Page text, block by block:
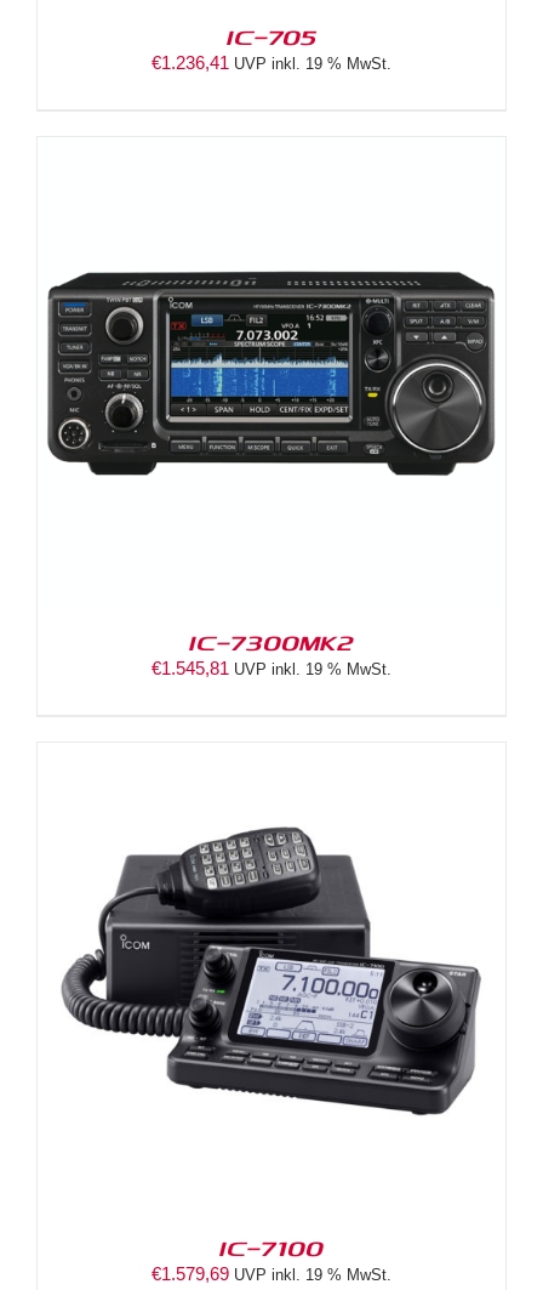
IC-705
€1.236,41 UVP inkl. 19 % MwSt.
IC-7300MK2
€1.545,81 UVP inkl. 19 % MwSt.
IC-7100
€1.579,69 UVP inkl. 19 % MwSt.